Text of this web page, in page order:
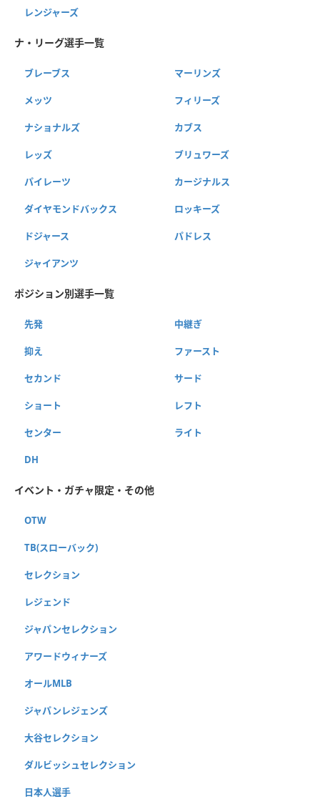
レンジャーズ
ナ・リーグ選手一覧
ブレーブス マーリンズ
メッツ フィリーズ
ナショナルズ カブス
レッズ ブリュワーズ
パイレーツ カージナルス
ダイヤモンドバックス ロッキーズ
ドジャース パドレス
ジャイアンツ
ポジション別選手一覧
先発 中継ぎ
抑え ファースト
セカンド サード
ショート レフト
センター ライト
DH
イベント・ガチャ限定・その他
OTW
TB(スローバック)
セレクション
レジェンド
ジャパンセレクション
アワードウィナーズ
オールMLB
ジャパンレジェンズ
大谷セレクション
ダルビッシュセレクション
日本人選手